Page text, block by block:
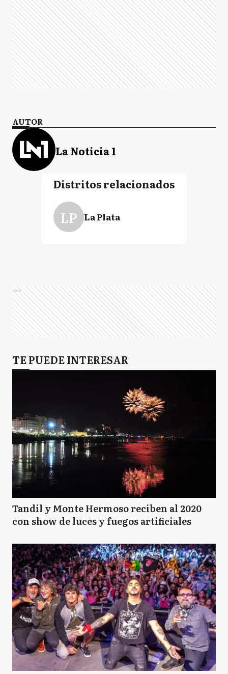
AUTOR
La Noticia 1
Distritos relacionados
LP La Plata
Ads
TE PUEDE INTERESAR
Tandil y Monte Hermoso reciben al 2020
con show de luces y fuegos artificiales